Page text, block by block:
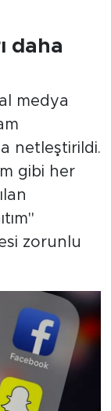
daha
medya
netleştirildi.
gibi her
zorunlu